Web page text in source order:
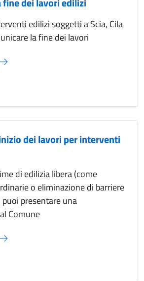
edilizi soggetti a Scia, Cila
la fine dei lavori
dei lavori per interventi
di edilizia libera (come
o eliminazione di barriere
presentare una
Comune